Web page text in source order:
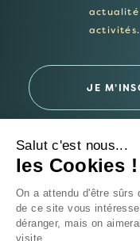
actualité
activités.
Politique de
Un site Intrépide Studio
Salut c'est nous...
les Cookies !
On a attendu d'être sûrs
de ce site vous
déranger, mais on
visite...